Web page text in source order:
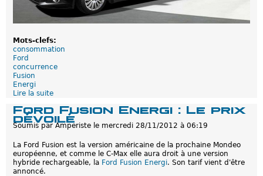
Mots-clefs:
consommation
Ford
concurrence
Fusion
Energi
Lire la suite
r
F
u
s
Ford Fusion Energi : Le prix
dévoilé
Soumis parAmperiste le mercredi 28/11/2012 à 06:19
La Ford Fusion est la version américaine de la prochaine Mondeo
européenne, et comme le C-Max elle aura droit à une version
hybride rechargeable, la Ford Fusion Energi. Son tarif vient d'être
annoncé.